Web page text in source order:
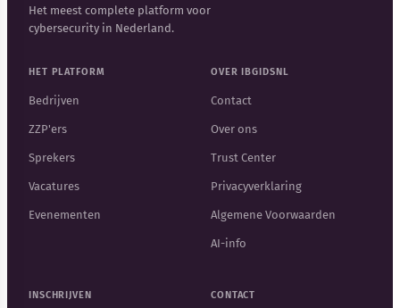
Het meest complete platform voor
cybersecurity in Nederland.
HET PLATFORM
Bedrijven
ZZP'ers
Sprekers
Vacatures
Evenementen
OVER IBGIDSNL
Contact
Over ons
Trust Center
Privacyverklaring
Algemene Voorwaarden
AI-info
INSCHRIJVEN CONTACT